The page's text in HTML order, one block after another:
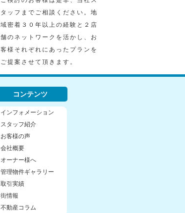
タッフまでご相談ください。地
域密着３０年以上の経験と２店
舗のネットワークを活かし、お
客様それぞれにあったプランを
ご提案させて頂きます。
コンテンツ
インフォメーション
スタッフ紹介
お客様の声
会社概要
オーナー様へ
管理物件ギャラリー
取引実績
街情報
不動産コラム